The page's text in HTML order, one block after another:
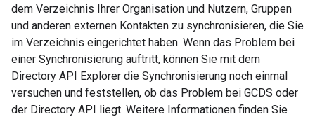
dem Verzeichnis Ihrer Organisation und Nutzern, Gruppen
und anderen externen Kontakten zu synchronisieren, die Sie
im Verzeichnis eingerichtet haben. Wenn das Problem bei
einer Synchronisierung auftritt, können Sie mit dem
Directory API Explorer die Synchronisierung noch einmal
versuchen und feststellen, ob das Problem bei GCDS oder
der Directory API liegt. Weitere Informationen finden Sie